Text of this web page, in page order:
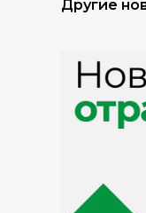
Другие